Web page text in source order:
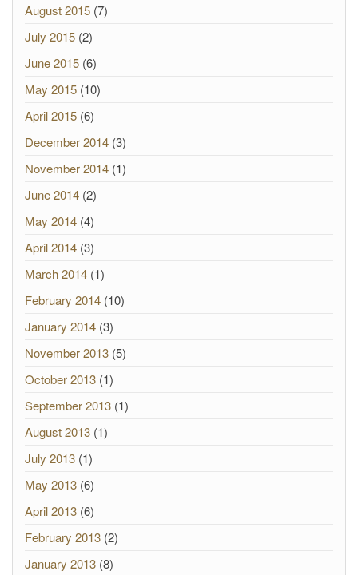
August 2015 (7)
July 2015 (2)
June 2015 (6)
May 2015 (10)
April 2015 (6)
December 2014 (3)
November 2014 (1)
June 2014 (2)
May 2014 (4)
April 2014 (3)
March 2014 (1)
February 2014 (10)
January 2014 (3)
November 2013 (5)
October 2013 (1)
September 2013 (1)
August 2013 (1)
July 2013 (1)
May 2013 (6)
April 2013 (6)
February 2013 (2)
January 2013 (8)